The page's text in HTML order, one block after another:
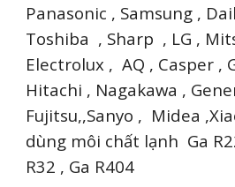
Panasonic , Samsung ,
Toshiba , Sharp , LG ,
Electrolux , AQ , Casper ,
Hitachi , Nagakawa ,
Fujitsu,,Sanyo , Midea
dùng môi chất lạnh Ga
R32 , Ga R404